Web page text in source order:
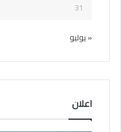
31
« يوليو
اعلان